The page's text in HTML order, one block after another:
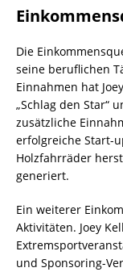
Die
seine beruflichen
Einnahmen hat
„Schlag den Star“
zusätzliche
erfolgreiche Start-
Holzfahrräder
generiert.
Ein weiterer
Aktivitäten. Joey
und Sponsoring-